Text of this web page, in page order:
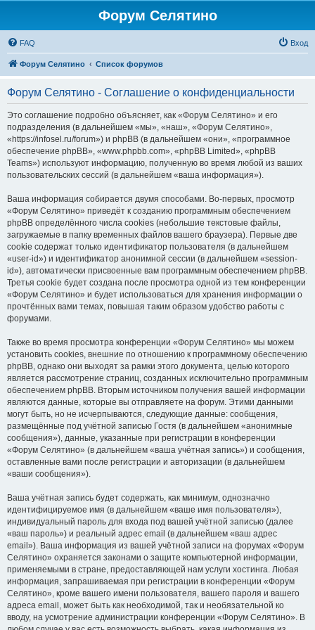
Форум Селятино
FAQ Вход
Форум Селятино Список форумов
Форум Селятино - Соглашение о конфиденциальности
Это соглашение подробно объясняет, как «Форум Селятино» и его
подразделения (в дальнейшем «мы», «наш», «Форум Селятино»,
«https://infosel.ru/forum») и phpBB (в дальнейшем «они», «программное
обеспечение phpBB», «www.phpbb.com», «phpBB Limited», «phpBB
Teams») используют информацию, полученную во время любой из ваших
пользовательских сессий (в дальнейшем «ваша информация»).
Ваша информация собирается двумя способами. Во-первых, просмотр
«Форум Селятино» приведёт к созданию программным обеспечением
phpBB определённого числа cookies (небольшие текстовые файлы,
загружаемые в папку временных файлов вашего браузера). Первые две
cookie содержат только идентификатор пользователя (в дальнейшем
«user-id») и идентификатор анонимной сессии (в дальнейшем «session-
id»), автоматически присвоенные вам программным обеспечением phpBB.
Третья cookie будет создана после просмотра одной из тем конференции
«Форум Селятино» и будет использоваться для хранения информации о
прочтённых вами темах, повышая таким образом удобство работы с
форумами.
Также во время просмотра конференции «Форум Селятино» мы можем
установить cookies, внешние по отношению к программному обеспечению
phpBB, однако они выходят за рамки этого документа, целью которого
является рассмотрение страниц, созданных исключительно программным
обеспечением phpBB. Вторым источником получения вашей информации
являются данные, которые вы отправляете на форум. Этими данными
могут быть, но не исчерпываются, следующие данные: сообщения,
размещённые под учётной записью Гостя (в дальнейшем «анонимные
сообщения»), данные, указанные при регистрации в конференции
«Форум Селятино» (в дальнейшем «ваша учётная запись») и сообщения,
оставленные вами после регистрации и авторизации (в дальнейшем
«ваши сообщения»).
Ваша учётная запись будет содержать, как минимум, однозначно
идентифицируемое имя (в дальнейшем «ваше имя пользователя»),
индивидуальный пароль для входа под вашей учётной записью (далее
«ваш пароль») и реальный адрес email (в дальнейшем «ваш адрес
email»). Ваша информация из вашей учётной записи на форумах «Форум
Селятино» охраняется законами о защите компьютерной информации,
применяемыми в стране, предоставляющей нам услуги хостинга. Любая
информация, запрашиваемая при регистрации в конференции «Форум
Селятино», кроме вашего имени пользователя, вашего пароля и вашего
адреса email, может быть как необходимой, так и необязательной ко
вводу, на усмотрение администрации конференции «Форум Селятино». В